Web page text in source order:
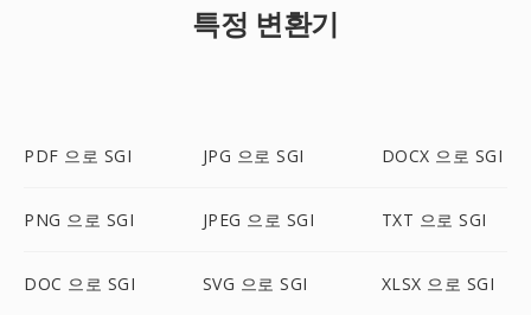
특정 변환기
PDF 으로 SGI JPG 으로 SGI DOCX 으로 SGI
PNG 으로 SGI JPEG 으로 SGI TXT 으로 SGI
DOC 으로 SGI SVG 으로 SGI XLSX 으로 SGI